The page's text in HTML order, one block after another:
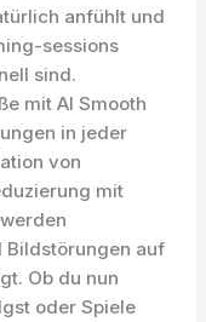
anfühlt und
sessions
sind.
mit AI Smooth
in jeder
von
mit
Bildstörungen auf
Ob du nun
oder Spiele